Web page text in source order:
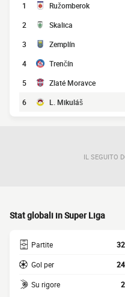
1 Ružomberok
2 Skalica
3 Zemplín
4 Trenčín
5 Zlaté Moravce
6 L. Mikuláš
IL SEGUITO
Stat globali in Super Liga
Partite 32
Gol per 24
Su rigore 2